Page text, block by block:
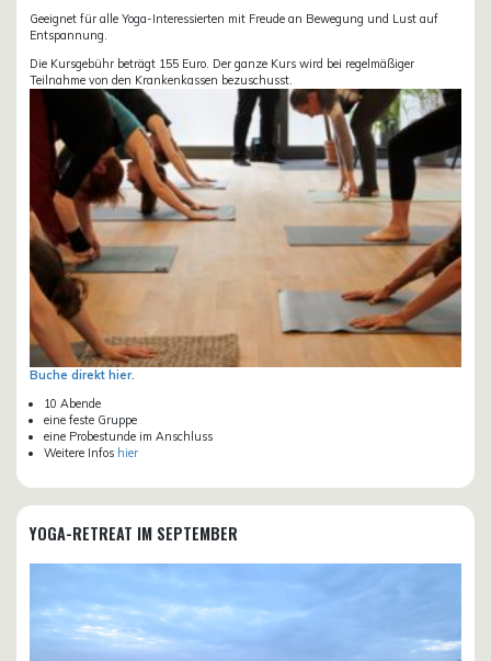
Geeignet für alle Yoga-Interessierten mit Freude an Bewegung und Lust auf
Entspannung.
Die Kursgebühr beträgt 155 Euro. Der ganze Kurs wird bei regelmäßiger
Teilnahme von den Krankenkassen bezuschusst.
Buche direkt hier.
10 Abende
eine feste Gruppe
eine Probestunde im Anschluss
Weitere Infos hier
YOGA-RETREAT IM SEPTEMBER